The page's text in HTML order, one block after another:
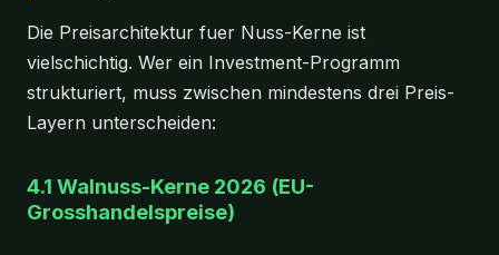
Die Preisarchitektur fuer Nuss-Kerne ist
vielschichtig. Wer ein Investment-Programm
strukturiert, muss zwischen mindestens drei Preis-
Layern unterscheiden:
4.1 Walnuss-Kerne 2026 (EU-
Grosshandelspreise)